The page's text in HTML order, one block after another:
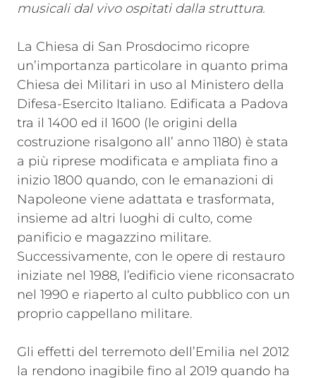
musicali dal vivo ospitati dalla struttura.
La Chiesa di San Prosdocimo ricopre
un’importanza particolare in quanto prima
Chiesa dei Militari in uso al Ministero della
Difesa-Esercito Italiano. Edificata a Padova
tra il 1400 ed il 1600 (le origini della
costruzione risalgono all’ anno 1180) è stata
a più riprese modificata e ampliata fino a
inizio 1800 quando, con le emanazioni di
Napoleone viene adattata e trasformata,
insieme ad altri luoghi di culto, come
panificio e magazzino militare.
Successivamente, con le opere di restauro
iniziate nel 1988, l’edificio viene riconsacrato
nel 1990 e riaperto al culto pubblico con un
proprio cappellano militare.
Gli effetti del terremoto dell’Emilia nel 2012
la rendono inagibile fino al 2019 quando ha